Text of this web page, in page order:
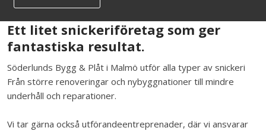
Ett litet snickeriföretag som ger
fantastiska resultat.
Söderlunds Bygg & Plåt i Malmö utför alla typer av snickeri
Från större renoveringar och nybyggnationer till mindre
underhåll och reparationer.
Vi tar gärna också utförandeentreprenader, där vi ansvarar